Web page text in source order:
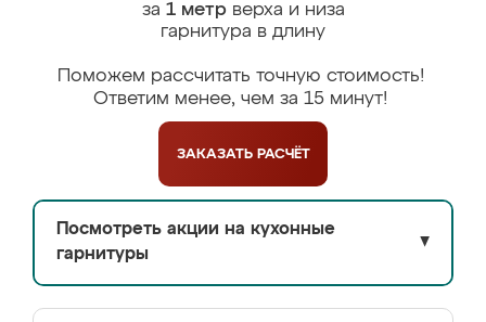
за 1 метрверха и низа
гарнитура в длину
Поможем рассчитать точную стоимость!
Ответим менее, чем за 15 минут!
ЗАКАЗАТЬ РАСЧЁТ
Посмотреть акции на кухонные
гарнитуры
▼